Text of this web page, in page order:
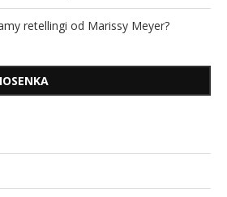
retellingi od Marissy Meyer?